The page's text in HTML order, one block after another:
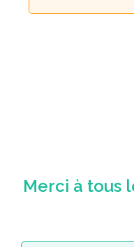
Merci à tous